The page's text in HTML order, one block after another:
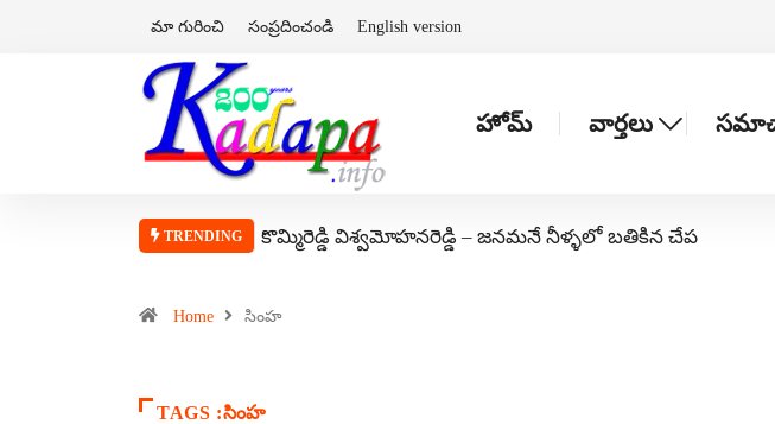
మా గురించి సంప్రదించండి English version
హోమ్ వార్తలు
TRENDING కొమ్మిరెడ్డి విశ్వమోహనరెడ్డి – జనమనే నీళ్ళలో బతికిన చేప
Home సింహ
TAGS :సింహ